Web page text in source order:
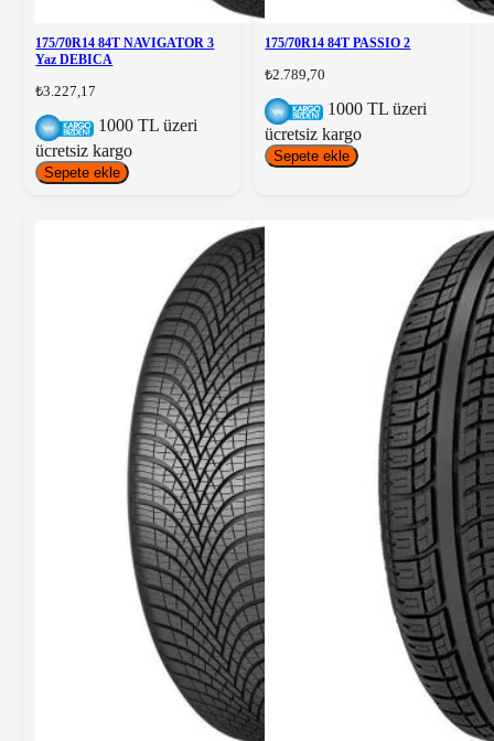
175/70R14 84T NAVIGATOR 3
Yaz DEBICA
₺3.227,17
1000 TL üzeri
ücretsiz kargo
Sepete ekle
175/70R14 84T PASSIO 2
₺2.789,70
1000 TL üzeri
ücretsiz kargo
Sepete ekle